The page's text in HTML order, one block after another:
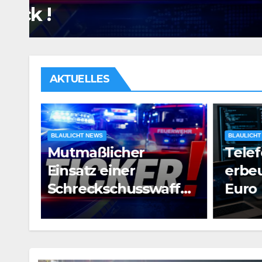
Euro
AKTUELLES
BLAULICHT NEWS
Telefonbetrüger
erbeuten 80.000
Euro